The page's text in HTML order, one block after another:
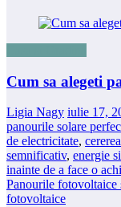
Cum sa alegeti
Ligia Nagy iulie 17,
panourile solare
de electricitate,
semnificativ, energie
inainte de a face o
Panourile fotovoltaice
fotovoltaice